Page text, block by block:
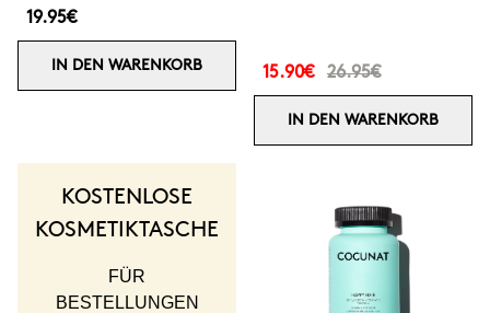
19.95€
IN DEN WARENKORB 15.90€ 26.95€
IN DEN WARENKORB
KOSTENLOSE
KOSMETIKTASCHE
FÜR
BESTELLUNGEN